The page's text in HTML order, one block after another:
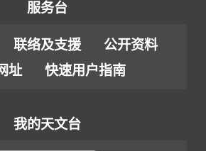
服务台
联络及支援
公开资料
址
快速用户指南
我的天文台